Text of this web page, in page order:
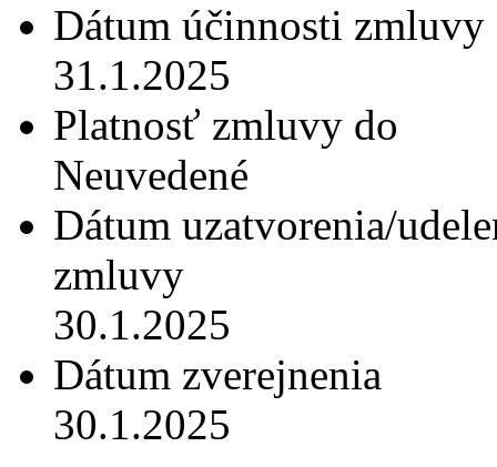
Dátum účinnosti zmluvy
31.1.2025
Platnosť zmluvy do
Neuvedené
Dátum uzatvorenia/
zmluvy
30.1.2025
Dátum zverejnenia
30.1.2025